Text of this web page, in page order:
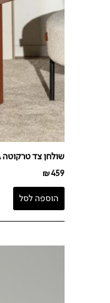
שולחן צד טרקוטה MERA – יח' אחרונות
₪459
הוספה לסל